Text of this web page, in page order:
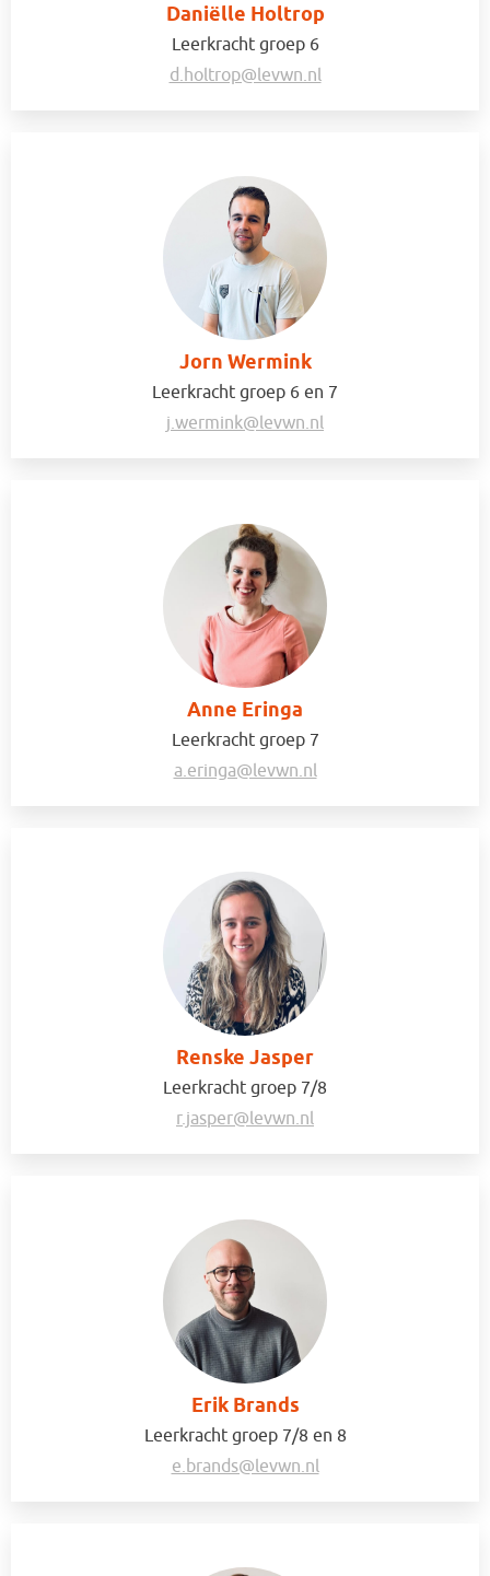
Daniëlle Holtrop
Leerkracht groep 6
d.holtrop@levwn.nl
Jorn Wermink
Leerkracht groep 6 en 7
j.wermink@levwn.nl
Anne Eringa
Leerkracht groep 7
a.eringa@levwn.nl
Renske Jasper
Leerkracht groep 7/8
r.jasper@levwn.nl
Erik Brands
Leerkracht groep 7/8 en 8
e.brands@levwn.nl